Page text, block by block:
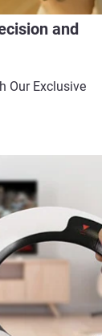
and
Our Exclusive